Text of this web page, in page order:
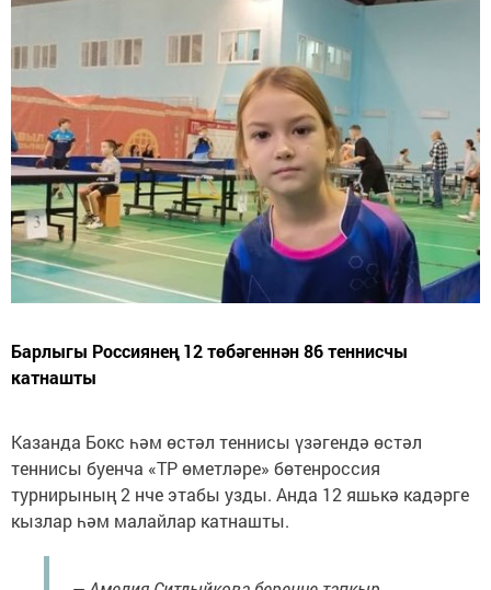
Барлыгы Россиянең 12 төбәгеннән 86 теннисчы
катнашты
Казанда Бокс һәм өстәл теннисы үзәгендә өстәл
теннисы буенча «ТР өметләре» бөтенроссия
турнирының 2 нче этабы узды. Анда 12 яшькә кадәрге
кызлар һәм малайлар катнашты.